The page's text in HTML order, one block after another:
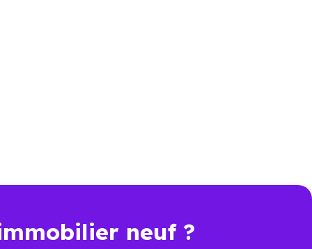
Pour comparer
neuf ?